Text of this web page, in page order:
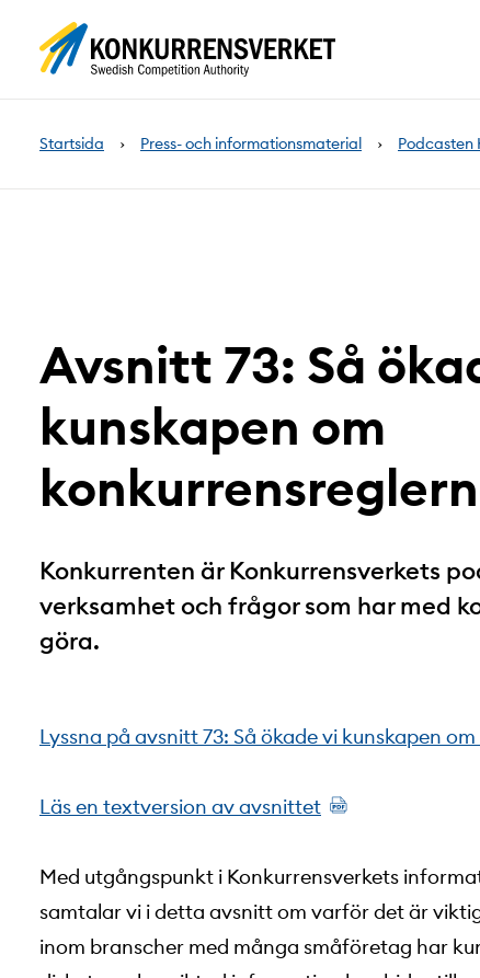
Startsida Press- och informationsmaterial Podcasten
Avsnitt 73: Så
kunskapen om
Konkurrenten är Konkurrensverkets
verksamhet och frågor som har med
göra.
Lyssna på avsnitt 73: Så ökade vi kunskapen
Läs en textversion av avsnittet
Med utgångspunkt i Konkurrensverkets
samtalar vi i detta avsnitt om varför det är
inom branscher med många småföretag har